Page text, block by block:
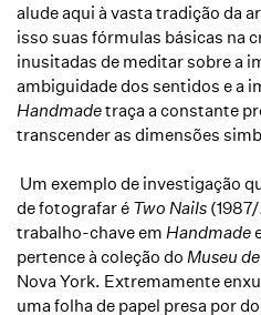
alude aqui à vasta tradição da
isso suas fórmulas básicas na
inusitadas de meditar sobre a
ambiguidade dos sentidos e a
Handmadetraça a constante
transcender as dimensões
Um exemplo de investigação
de fotografar é Two Nails
trabalho-chave em Handmade
pertence à coleção do Museu
Nova York. Extremamente
uma folha de papel presa por